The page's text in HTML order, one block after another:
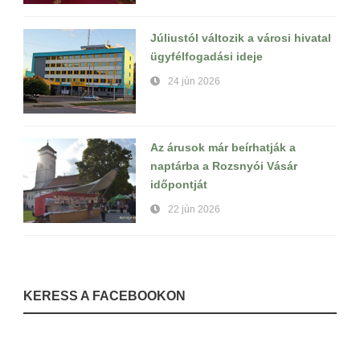
Júliustól változik a városi hivatal
ügyfélfogadási ideje
24 jún 2026
Az árusok már beírhatják a
naptárba a Rozsnyói Vásár
időpontját
22 jún 2026
KERESS A FACEBOOKON